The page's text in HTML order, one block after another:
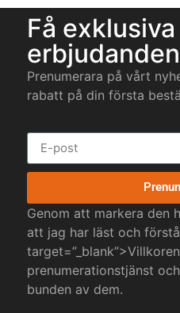
Få exklusiva
erbjudanden
Prenumerara på vårt
rabatt på din första
Genom att markera den
att jag har läst och
prenumerationstjänst
bunden av dem.